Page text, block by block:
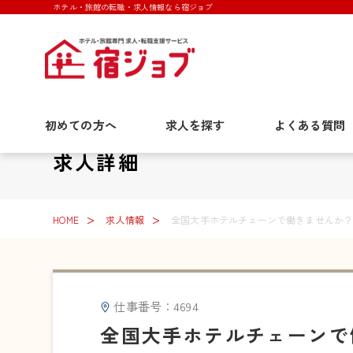
ホテル・旅館の転職・求人情報なら宿ジョブ
初めての方へ 求人を探す よくある質問
求人詳細
HOME 求人情報 全国大手ホテルチェーンで働きませんか
仕事番号：4694
全国大手ホテルチェーン